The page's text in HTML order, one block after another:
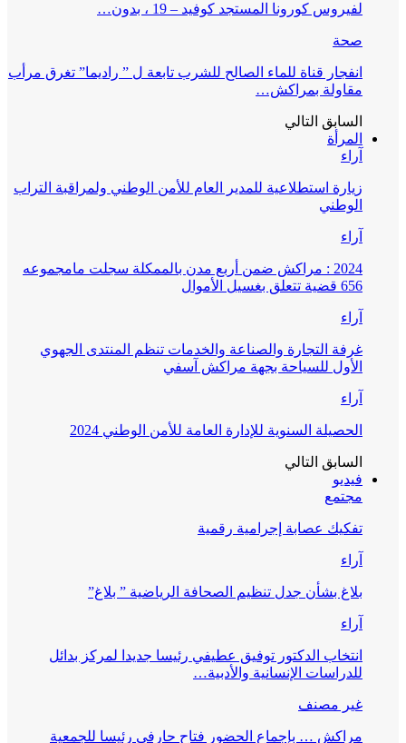
لفيروس كورونا المستجد كوفيد – 19 ، بدون…
صحة
انفجار قناة للماء الصالح للشرب تابعة ل ” راديما” تغرق مرأب
مقاولة بمراكش…
السابق التالي
المرأة
آراء
زيارة استطلاعية للمدير العام للأمن الوطني ولمراقبة التراب
الوطني
آراء
2024 : مراكش ضمن أربع مدن بالممكلة سجلت مامجموعه
656 قضية تتعلق بغسيل الأموال
آراء
غرفة التجارة والصناعة والخدمات تنظم المنتدى الجهوي
الأول للسياحة بجهة مراكش آسفي
آراء
الحصيلة السنوية للإدارة العامة للأمن الوطني 2024
السابق التالي
فيديو
مجتمع
تفكيك عصابة إجرامية رقمية
آراء
بلاغ بشأن جدل تنظيم الصحافة الرياضية ” بلاغ”
آراء
انتخاب الدكتور توفيق عطيفي رئيسا جديدا لمركز بدائل
للدراسات الإنسانية والأدبية…
غير مصنف
مراكش … بإجماع الحضور فتاح حارفي رئيسا للجمعية